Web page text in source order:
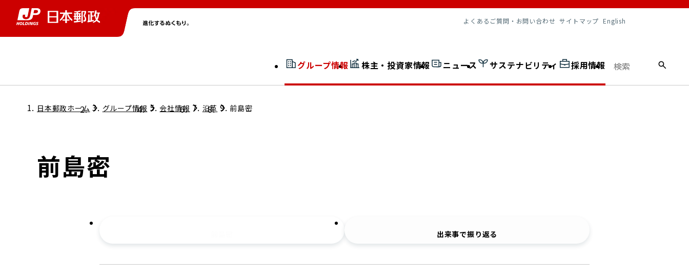
よくあるご質問・お問い合わせ サイトマップ English
グループ情報
グループ情報トップ
コンプライアンス
ローカル共創イニシアティブ
社長室通信
日本郵政グループ女子陸上部
株主・投資家情報
株主・投資家情報トップ
個人投資家のみなさまへ
ニュース
ニューストップ
サステナビリティ
サステナビリティトップ
担当役員メッセージ
開示情報検索
採用情報
採用情報トップ
日本郵政ホーム グループ情報 会社情報 沿革 前島密
前島密
出来事で振り返る